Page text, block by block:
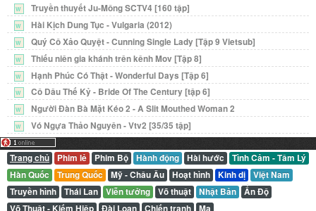
W Truyền thuyết Ju-Mông SCTV4 [160 tập]
W Hài Kịch Dung Tục - Vulgaria (2012)
W Quý Cô Xảo Quyệt - Cunning Single Lady [Tập 9 Vietsub]
W Thiếu niên gia khánh trên kênh Mov [Tập 8]
W Hạnh Phúc Có Thật - Wonderful Days [Tập 6]
W Cô Dâu Thế Kỷ - Bride Of The Century [tập 6]
W Người Đàn Bà Mặt Kéo 2 - A Slit Mouthed Woman 2
W Vó Ngựa Thảo Nguyên - Vtv2 [35/35 tập]
Trang chủ Phim lẻ Phim Bộ Hành động Hài hước
Tình Cảm - Tâm Lý
Hàn Quốc
Trung Quốc Mỹ - Châu Âu Hoạt hình Kinh dị
Việt Nam
Truyền hình
Thái Lan Viễn tưởng Võ thuật Nhật Bản
Ấn Độ